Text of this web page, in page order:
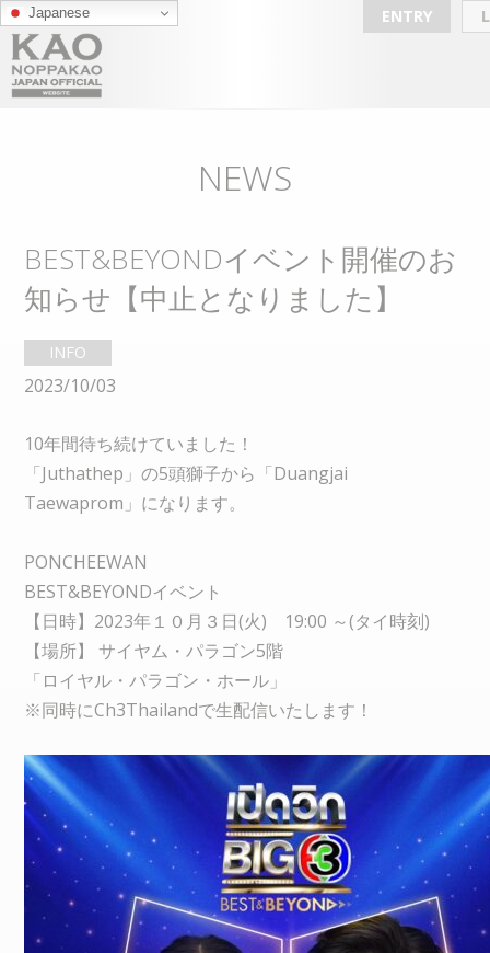
ENTRY
NEWS
BEST&BEYONDイベント開催のお
知らせ【中止となりました】
INFO
2023/10/03
10年間待ち続けていました！
「Juthathep」の5頭獅子から「Duangjai
Taewaprom」になります。
PONCHEEWAN
BEST&BEYONDイベント
【日時】2023年１０月３日(火) 19:00 ～(タイ時刻)
【場所】 サイヤム・パラゴン5階
「ロイヤル・パラゴン・ホール」
※同時にCh3Thailandで生配信いたします！
Japanese